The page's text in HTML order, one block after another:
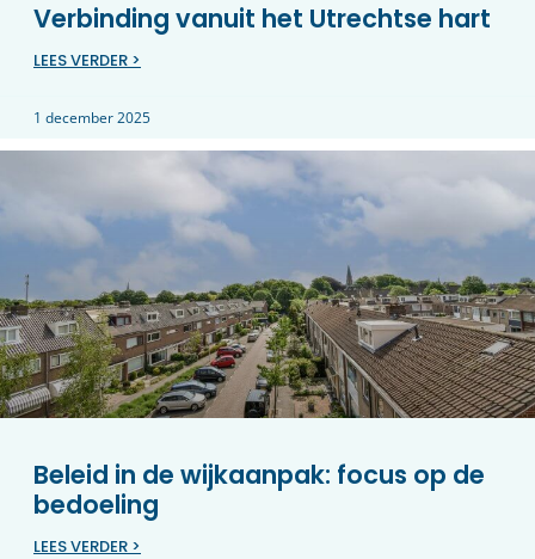
Verbinding vanuit het Utrechtse hart
LEES VERDER >
1 december 2025
Beleid in de wijkaanpak: focus op de
bedoeling
LEES VERDER >